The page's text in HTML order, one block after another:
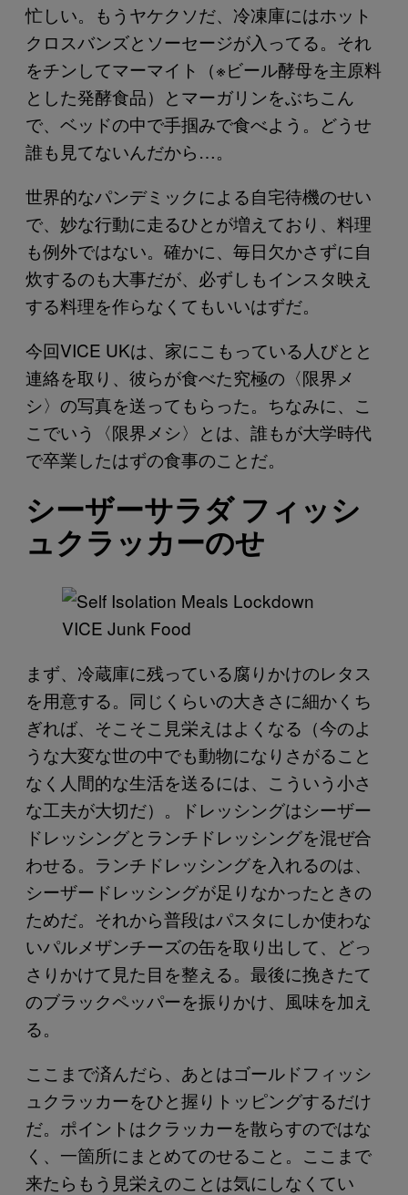
忙しい。もうヤケクソだ、冷凍庫にはホット
クロスバンズとソーセージが入ってる。それ
をチンしてマーマイト（※ビール酵母を主原料
とした発酵食品）とマーガリンをぶちこん
で、ベッドの中で手掴みで食べよう。どうせ
誰も見てないんだから…。
世界的なパンデミックによる自宅待機のせい
で、妙な行動に走るひとが増えており、料理
も例外ではない。確かに、毎日欠かさずに自
炊するのも大事だが、必ずしもインスタ映え
する料理を作らなくてもいいはずだ。
今回VICE UKは、家にこもっている人びとと
連絡を取り、彼らが食べた究極の〈限界メ
シ〉の写真を送ってもらった。ちなみに、こ
こでいう〈限界メシ〉とは、誰もが大学時代
で卒業したはずの食事のことだ。
シーザーサラダ フィッシ
ュクラッカーのせ
まず、冷蔵庫に残っている腐りかけのレタス
を用意する。同じくらいの大きさに細かくち
ぎれば、そこそこ見栄えはよくなる（今のよ
うな大変な世の中でも動物になりさがること
なく人間的な生活を送るには、こういう小さ
な工夫が大切だ）。ドレッシングはシーザー
ドレッシングとランチドレッシングを混ぜ合
わせる。ランチドレッシングを入れるのは、
シーザードレッシングが足りなかったときの
ためだ。それから普段はパスタにしか使わな
いパルメザンチーズの缶を取り出して、どっ
さりかけて見た目を整える。最後に挽きたて
のブラックペッパーを振りかけ、風味を加え
る。
ここまで済んだら、あとはゴールドフィッシ
ュクラッカーをひと握りトッピングするだけ
だ。ポイントはクラッカーを散らすのではな
く、一箇所にまとめてのせること。ここまで
来たらもう見栄えのことは気にしなくてい